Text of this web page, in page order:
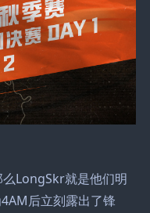
LongSkr就是他们明
后立刻露出了锋